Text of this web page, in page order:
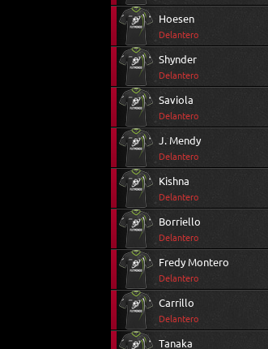
Hoesen
Delantero
Shynder
Delantero
Saviola
Delantero
J. Mendy
Delantero
Kishna
Delantero
Borriello
Delantero
Fredy Montero
Delantero
Carrillo
Delantero
Tanaka